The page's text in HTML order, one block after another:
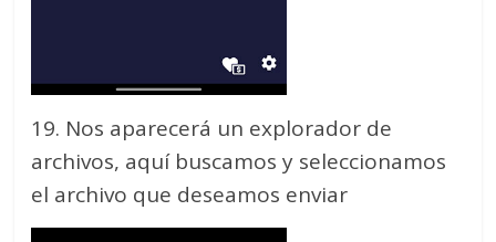
19. Nos aparecerá un explorador de
archivos, aquí buscamos y seleccionamos
el archivo que deseamos enviar